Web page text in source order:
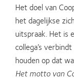
Het doel van
het dagelijkse
uitspraak. Het is
collega’s
houden op dat
Het motto van